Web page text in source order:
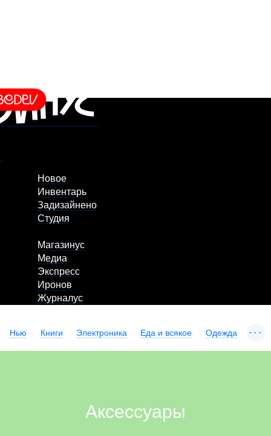
Новое
Инвентарь
Задизайнено
Студия
Магазинус
Медиа
Экспресс
Иронов
Журналус
Нью Книги Электроника Еда и всякое Одежда ...
Аксессуары